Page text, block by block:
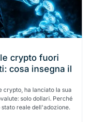
crypto fuori
cosa insegna il
crypto, ha lanciato la sua
solo dollari. Perché
stato reale dell'adozione.